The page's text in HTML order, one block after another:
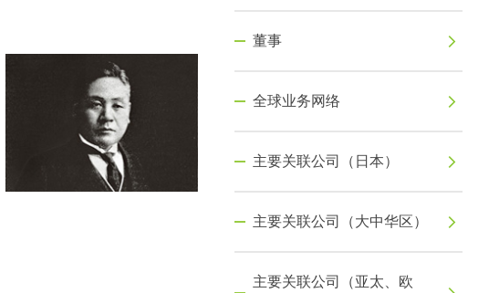
董事
全球业务网络
主要关联公司（日本）
主要关联公司（大中华区）
主要关联公司（亚太、欧